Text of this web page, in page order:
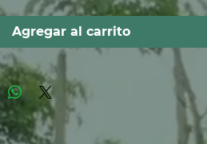
Agregar al carrito